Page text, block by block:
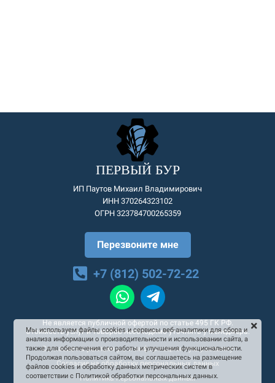
ПЕРВЫЙ БУР
ИП Паутов Михаил Владимирович
ИНН 370264323102
ОГРН 323784700265359
Перезвоните мне
+7 (812) 502-72-22
Не является публичной офертой по статье 495 ГК РФ.
Стоимость услуг и товаров необходимо уточнять у менеджера.
Согласие на рекламную и информационную рассылку
Согласие на обработку персональных данных
Политика персональных данных
Мы используем файлы cookies и сервисы веб-аналитики для сбора и
анализа информации о производительности и использовании сайта, а
также для обеспечения его работы и улучшения функциональности.
Продолжая пользоваться сайтом, вы соглашаетесь на размещение
файлов cookies и обработку данных метрических систем в
соответствии с Политикой обработки персональных данных.